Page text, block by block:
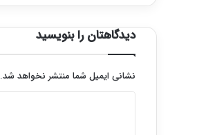
دیدگاهتان را بنویسید
نشانی ایمیل شما منتشر نخواهد شد.